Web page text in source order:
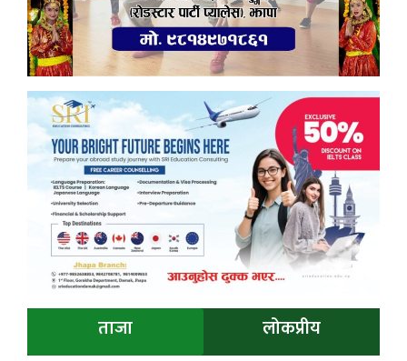
ताजा लोकप्रीय